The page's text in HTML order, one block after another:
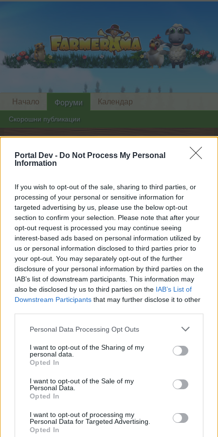
Portal Dev - Do Not Process My Personal
Information
If you wish to opt-out of the sale, sharing to third parties, or
processing of your personal or sensitive information for
targeted advertising by us, please use the below opt-out
section to confirm your selection. Please note that after your
opt-out request is processed you may continue seeing
interest-based ads based on personal information utilized by
us or personal information disclosed to third parties prior to
your opt-out. You may separately opt-out of the further
disclosure of your personal information by third parties on the
IAB’s list of downstream participants. This information may
also be disclosed by us to third parties on the IAB’s List of
Downstream Participants that may further disclose it to other
Personal Data Processing Opt Outs
I want to opt-out of the Sharing of my
personal data.
Opted In
I want to opt-out of the Sale of my
Personal Data.
Opted In
I want to opt-out of processing my
Personal Data for Targeted Advertising.
Opted In
Известие Празник на майките 2020
Скъпи форум потребители,
Ако вие искате да се включите активно във
форума и да участвате в дискусиите, или
искате да започнете своя собствена тема,
първо ще трябва да влезете в играта. Моля,
регистрирайте се, ако нямате собствен акаунт.
Ние очакваме с нетърпение следващото ви
посещение във форума!Играйте тук
mushnu4ka
S-Moderator
Уважаеми фермери,
Като малък подарък в тези трудни времена и за да
прекарате времето си у дома малко по-радостно,
бонус-код за вас. Освен това в Германия, като и в
други страни, днес е Празникът на майките.
получите1 Сандък с бонусии25 Супер храна
Начало Форуми
Скорошни публикации
Календар